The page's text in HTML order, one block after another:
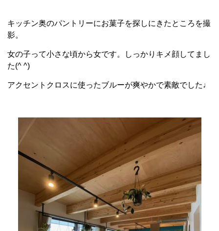
キッチン奥のパントリーにお菓子を探しにきたところを撮
影。
女の子って小さな頃から女です。しっかりキメ顔してまし
た(^ ^)
アクセントクロスに使ったブルーが爽やかで素敵でした♩